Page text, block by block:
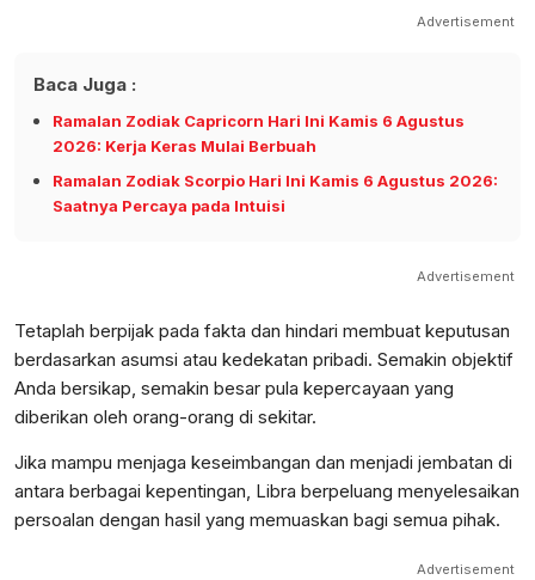
Advertisement
Baca Juga :
Ramalan Zodiak Capricorn Hari Ini Kamis 6 Agustus
2026: Kerja Keras Mulai Berbuah
Ramalan Zodiak Scorpio Hari Ini Kamis 6 Agustus 2026:
Saatnya Percaya pada Intuisi
Advertisement
Tetaplah berpijak pada fakta dan hindari membuat keputusan
berdasarkan asumsi atau kedekatan pribadi. Semakin objektif
Anda bersikap, semakin besar pula kepercayaan yang
diberikan oleh orang-orang di sekitar.
Jika mampu menjaga keseimbangan dan menjadi jembatan di
antara berbagai kepentingan, Libra berpeluang menyelesaikan
persoalan dengan hasil yang memuaskan bagi semua pihak.
Advertisement